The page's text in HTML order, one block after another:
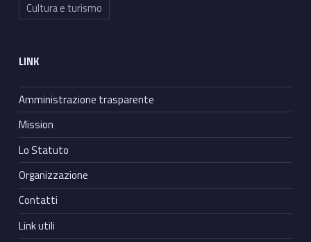
Cultura e turismo
LINK
Amministrazione trasparente
Mission
Lo Statuto
Organizzazione
Contatti
Link utili